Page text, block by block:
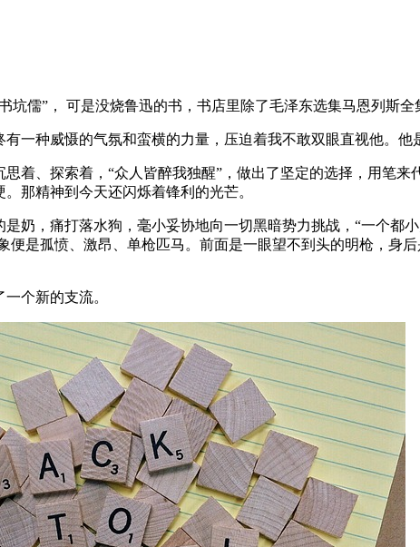
儒”， 可是没烧鲁迅的书，书店里除了毛泽东选集马恩列斯全
一种威慑的气氛和蛮横的力量，压迫着我不敢双眼直视他。他
着、探索着，“众人皆醉我独醒”，做出了坚定的选择，用笔
那精神到今天还闪烁着锋利的光芒。
奶，痛打落水狗，毫小妥协地向一切黑暗势力挑战，“一个都
是孤愤、激昂、单枪匹马。前面是一眼望不到头的明枪，身
个新的支流。